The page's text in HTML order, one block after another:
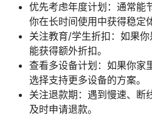
优先考虑年度计划：通常能
你在长时间使用中获得稳定
关注教育/学生折扣：如果
能获得额外折扣。
查看多设备计划：如果你家
选择支持更多设备的方案。
关注退款期：遇到慢速、断
及时申请退款。